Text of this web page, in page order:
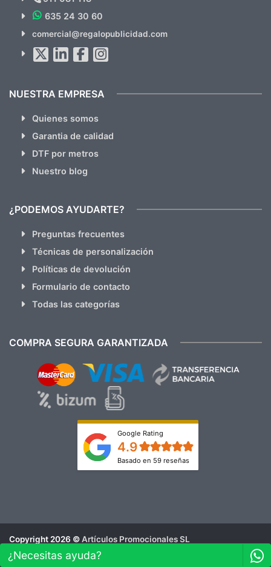
hacemos Spam)
635 24 30 60
comercial@regalopublicidad.com
NUESTRA EMPRESA
Quienes somos
Garantia de calidad
DTF por metros
Nuestro blog
¿PODEMOS AYUDARTE?
Preguntas frecuentes
Técnicas de personalización
Políticas de devolución
Formulario de contacto
Todas las categorías
COMPRA SEGURA GARANTIZADA
Google Rating
4.9
Basado en 59 reseñas
Copyright 2026 ©Artículos Promocionales SL
Aviso Legal
¿Necesitas ayuda?